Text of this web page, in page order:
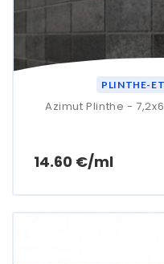
PLINTHE-
Azimut Plinthe -
14.60 €/mlPrix